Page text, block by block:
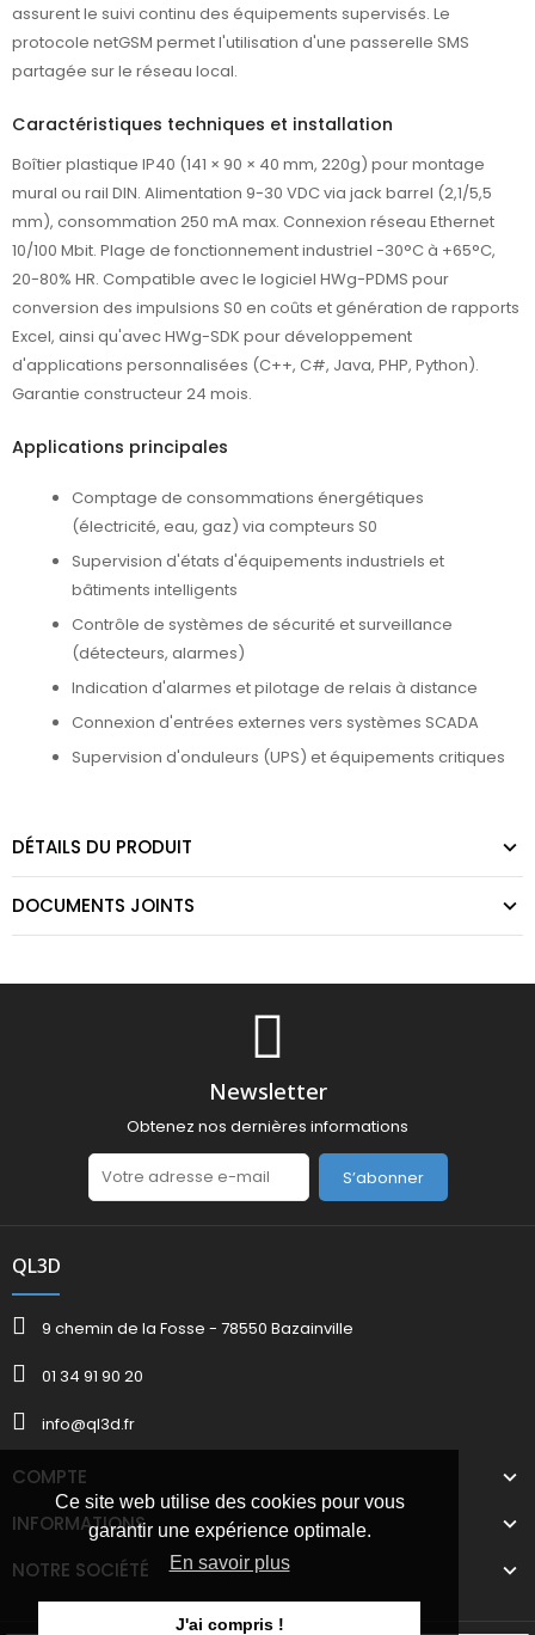
Ce site web utilise des cookies pour vous
garantir une expérience optimale.
En savoir plus
J'ai compris !
assurent le suivi continu des équipements supervisés. Le
protocole netGSM permet l'utilisation d'une passerelle SMS
partagée sur le réseau local.
Caractéristiques techniques et installation
Boîtier plastique IP40 (141 × 90 × 40 mm, 220g) pour montage
mural ou rail DIN. Alimentation 9-30 VDC via jack barrel (2,1/5,5
mm), consommation 250 mA max. Connexion réseau Ethernet
10/100 Mbit. Plage de fonctionnement industriel -30°C à +65°C,
20-80% HR. Compatible avec le logiciel HWg-PDMS pour
conversion des impulsions S0 en coûts et génération de rapports
Excel, ainsi qu'avec HWg-SDK pour développement
d'applications personnalisées (C++, C#, Java, PHP, Python).
Garantie constructeur 24 mois.
Applications principales
Comptage de consommations énergétiques
(électricité, eau, gaz) via compteurs S0
Supervision d'états d'équipements industriels et
bâtiments intelligents
Contrôle de systèmes de sécurité et surveillance
(détecteurs, alarmes)
Indication d'alarmes et pilotage de relais à distance
Connexion d'entrées externes vers systèmes SCADA
Supervision d'onduleurs (UPS) et équipements critiques
DÉTAILS DU PRODUIT
DOCUMENTS JOINTS
Newsletter
Obtenez nos dernières informations
S’abonner
QL3D
9 chemin de la Fosse - 78550 Bazainville
01 34 91 90 20
info@ql3d.fr
COMPTE
INFORMATIONS
NOTRE SOCIÉTÉ